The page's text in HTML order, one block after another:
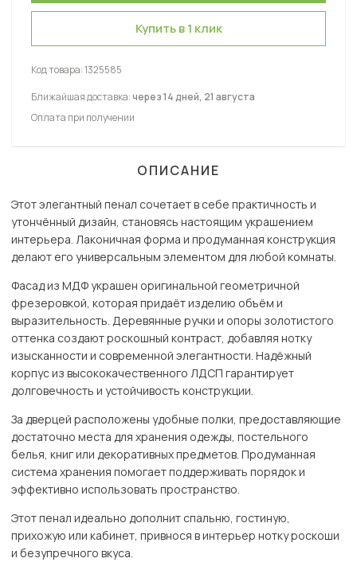
Купить в 1 клик
Код товара:1325585
Ближайшая доставка:через 14 дней, 21 августа
Оплата при получении
ОПИСАНИЕ
Этот элегантный пенал сочетает в себе практичность и
утончённый дизайн, становясь настоящим украшением
интерьера. Лаконичная форма и продуманная конструкция
делают его универсальным элементом для любой комнаты.
Фасад из МДФ украшен оригинальной геометричной
фрезеровкой, которая придаёт изделию объём и
выразительность. Деревянные ручки и опоры золотистого
оттенка создают роскошный контраст, добавляя нотку
изысканности и современной элегантности. Надёжный
корпус из высококачественного ЛДСП гарантирует
долговечность и устойчивость конструкции.
За дверцей расположены удобные полки, предоставляющие
достаточно места для хранения одежды, постельного
белья, книг или декоративных предметов. Продуманная
система хранения помогает поддерживать порядок и
эффективно использовать пространство.
Этот пенал идеально дополнит спальню, гостиную,
прихожую или кабинет, привнося в интерьер нотку роскоши
и безупречного вкуса.